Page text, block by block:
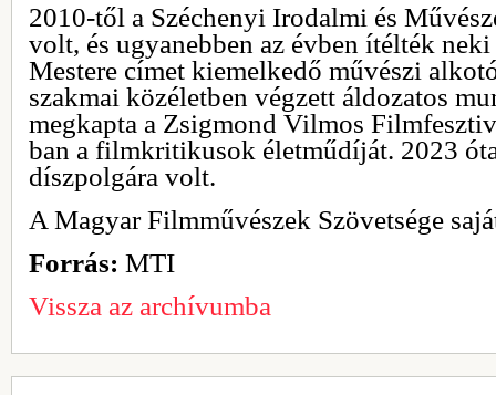
2010-től a Széchenyi Irodalmi és
volt, és ugyanebben az évben ítélték
Mestere címet kiemelkedő művészi
szakmai közéletben végzett áldozatos
megkapta a Zsigmond Vilmos
ban a filmkritikusok életműdíját. 2023
díszpolgára volt.
A Magyar Filmművészek Szövetsége
Forrás: MTI
Vissza az archívumba